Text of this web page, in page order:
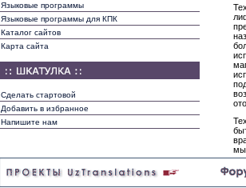
мы
в
же
Языковые программы
Языковые программы для КПК
Каталог сайтов
Карта сайта
Сделать стартовой
Добавить в избранное
Напишите нам